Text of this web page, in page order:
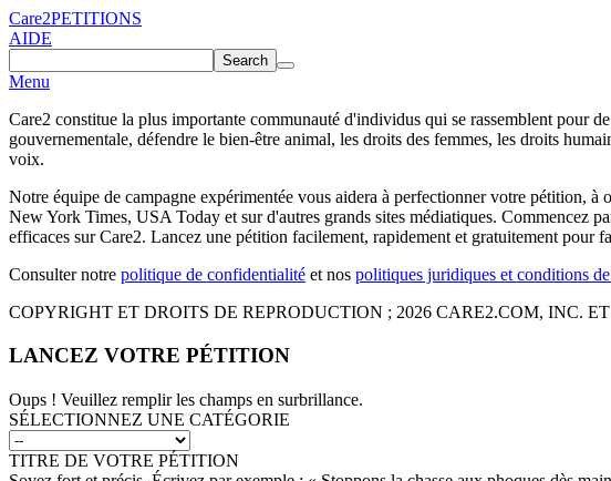
Care2PETITIONS
AIDE
Search
Menu
Care2 constitue la plus importante communauté d'individus qui se rassemblent pour
gouvernementale, défendre le bien-être animal, les droits des femmes, les droits
voix.
Notre équipe de campagne expérimentée vous aidera à perfectionner votre pétition,
New York Times, USA Today et sur d'autres grands sites médiatiques. Commencez
efficaces sur Care2. Lancez une pétition facilement, rapidement et gratuitement pour
Consulter notre politique de confidentialité et nos politiques juridiques et conditions
COPYRIGHT ET DROITS DE REPRODUCTION ; 2026 CARE2.COM, INC.
LANCEZ VOTRE PÉTITION
Oups ! Veuillez remplir les champs en surbrillance.
SÉLECTIONNEZ UNE CATÉGORIE
TITRE DE VOTRE PÉTITION